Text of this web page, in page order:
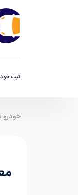
ثبت
خودرو